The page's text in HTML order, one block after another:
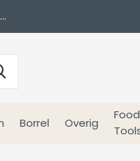
Borrel Overig
Food